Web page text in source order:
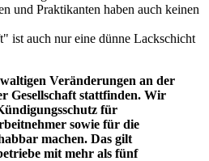
und Praktikanten haben auch keinen
ist auch nur eine dünne Lackschicht
Veränderungen an der
Gesellschaft stattfinden. Wir
für
sowie für die
machen. Das gilt
mit mehr als fünf